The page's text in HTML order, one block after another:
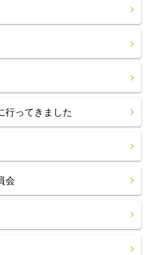
ってきました
会